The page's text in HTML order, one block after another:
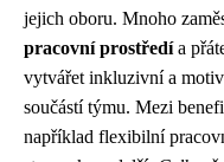
jejich oboru. Mnoho
pracovní prostředía
vytvářet inkluzivní a
součástí týmu. Mezi
například flexibilní